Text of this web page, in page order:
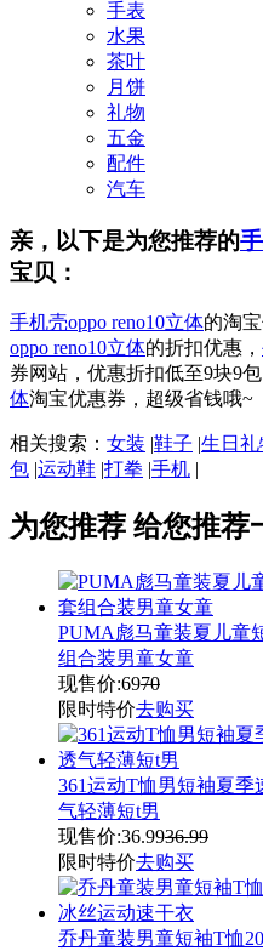
手表
水果
茶叶
月饼
礼物
五金
配件
汽车
亲，以下是为您推荐的
宝贝：
手机壳oppo reno10立体的淘
oppo reno10立体的折扣优惠，
券网站，优惠折扣低至9块9
体淘宝优惠券，超级省钱哦~
相关搜索： 女装 |鞋子 |生日礼
包 |运动鞋 |打拳 |手机 |
为您推荐 给您推荐
PUMA彪马童装夏儿童
组合装男童女童
现售价:6970
限时特价去购买
361运动T恤男短袖夏季
气轻薄短t男
现售价:36.9936.99
限时特价去购买
乔丹童装男童短袖T恤